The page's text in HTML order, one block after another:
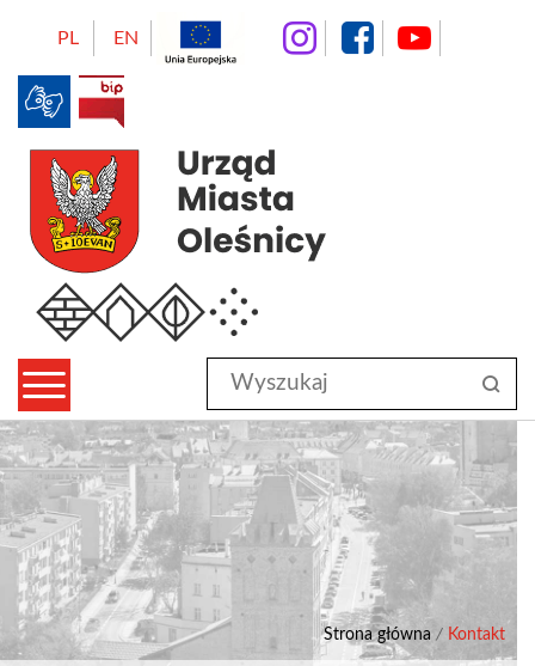
PL EN instagram
Wyszukaj
w
serwisie
Strona główna / Kontakt